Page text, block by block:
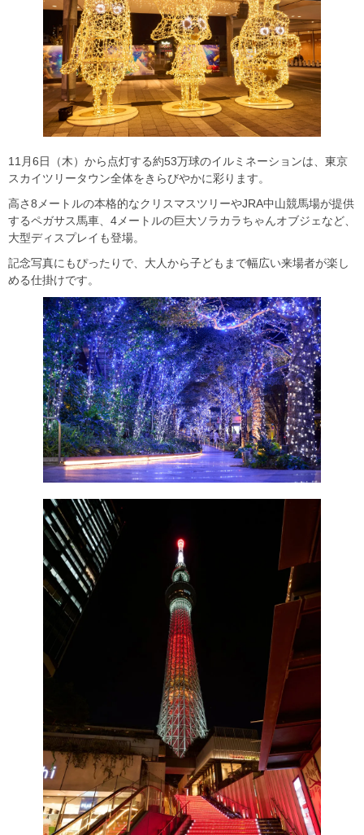
11月6日（木）から点灯する約53万球のイルミネーションは、東京
スカイツリータウン全体をきらびやかに彩ります。
高さ8メートルの本格的なクリスマスツリーやJRA中山競馬場が提供
するペガサス馬車、4メートルの巨大ソラカラちゃんオブジェなど、
大型ディスプレイも登場。
記念写真にもぴったりで、大人から子どもまで幅広い来場者が楽し
める仕掛けです。